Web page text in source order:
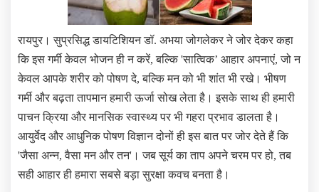
रायपुर। सुप्रसिद्ध डायटि‍शियन डॉ. अभया जोगलेकर ने जोर देकर कहा
कि इस गर्मी केवल भोजन ही न करें, बल्कि 'सात्विक’ आहार अपनाएं, जो न
केवल आपके शरीर को पोषण दे, बल्कि मन को भी शांत भी रखे। भीषण
गर्मी और बढ़ता तापमान हमारी ऊर्जा सोख लेता है। इसके साथ ही हमारी
पाचन क्रिया और मानसिक स्वास्थ्य पर भी गहरा प्रभाव डालता है।
आयुर्वेद और आधुनिक पोषण विज्ञान दोनों ही इस बात पर जोर देते हैं कि
'जैसा अन्न, वैसा मन और तन'। जब सूर्य का ताप अपने चरम पर हो, तब
सही आहार ही हमारा सबसे बड़ा सुरक्षा कवच बनता है।